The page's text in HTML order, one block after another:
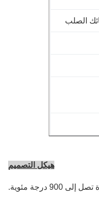
هيكل التصميم